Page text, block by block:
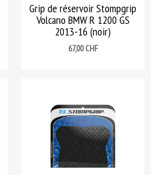
Grip de réservoir Stompgrip
Volcano BMW R 1200 GS
2013-16 (noir)
Prix
67,00 CHF